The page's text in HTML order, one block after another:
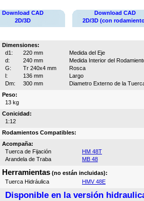
Download CAD
2D/3D
Download CAD
2D/3D (con
Dimensiones:
d1:
220 mm
Medida del Eje
d:
240 mm
Medida Interior del
G:
Tr 240x4 mm
Rosca
l:
136 mm
Largo
Dm:
300 mm
Diametro Externo de la
Peso:
13 kg
Conicidad:
1:12
Rodamientos Compatibles:
Acompaña:
Tuerca de Fijación
HM 48T
Arandela de Traba
MB 48
Herramientas (no están incluidas):
Tuerca Hidráulica
HMV 48E
Disponible en la versión